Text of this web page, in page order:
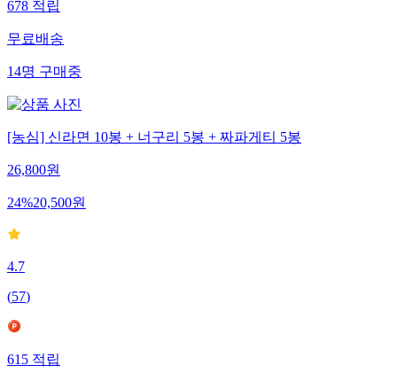
678적립
무료배송
14명구매중
[농심] 신라면 10봉 + 너구리 5봉 + 짜파게티 5봉
26,800원
24%20,500원
4.7
(57)
615적립